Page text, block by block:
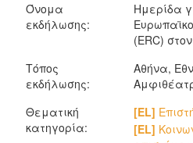
Όνομα
εκδήλωσης:
Ημερίδα
(ERC)
Τόπος
εκδήλωσης:
Αθήνα,
Θεματική
κατηγορία:
[EL]
[EL]